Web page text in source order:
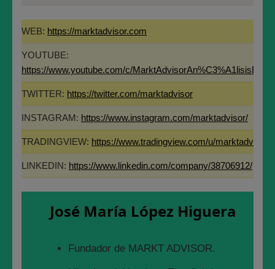
y cuando esta semana vimos los 1,58€ como
mínimos de la cotización desde aquellos 11,80€ que
fueron los máximos del 2020.
Verán que marca 2,95€ por acción y que esa cifra ya
está muy cerca de nuestro precio de compra de
WEB: https://marktadvisor.com
YOUTUBE:
https://www.youtube.com/c/
TWITTER: https://twitter.com/marktadvisor
INSTAGRAM: https://www.instagram.com/marktadvisor/
TRADINGVIEW: https://www.tradingview.com/u/marktadvisor/
LINKEDIN: https://www.linkedin.com/company/38706912/
José María López Higuera
Fundador de MARKT ADVISOR.